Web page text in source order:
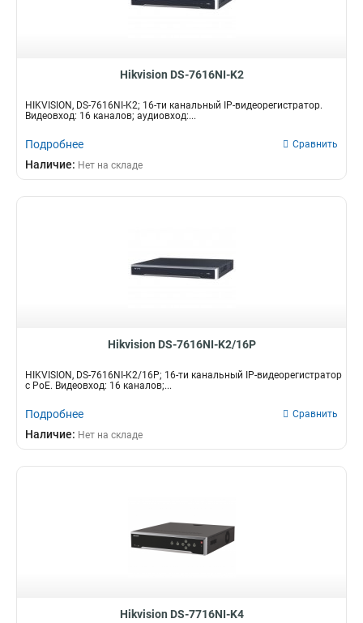
Hikvision DS-7616NI-K2
HIKVISION, DS-7616NI-K2; 16-ти канальный IP-видеорегистратор.
Видеовход: 16 каналов; аудиовход:...
Подробнее Сравнить
Наличие: Нет на складе
Hikvision DS-7616NI-K2/16P
HIKVISION, DS-7616NI-K2/16P; 16-ти канальный IP-видеорегистратор
с PoE. Видеовход: 16 каналов;...
Подробнее Сравнить
Наличие: Нет на складе
Hikvision DS-7716NI-K4